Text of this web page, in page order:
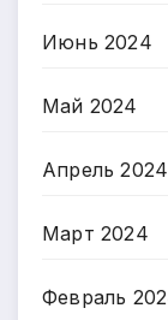
Июнь 2024
Май 2024
Апрель 2024
Март 2024
Февраль